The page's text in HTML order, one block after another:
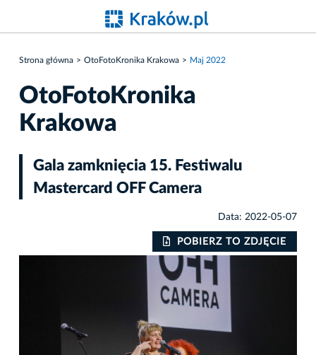
Strona główna OtoFotoKronika Krakowa Maj 2022
OtoFotoKronika
Krakowa
Gala zamknięcia 15. Festiwalu
Mastercard OFF Camera
Data: 2022-05-07
POBIERZ TO ZDJĘCIE